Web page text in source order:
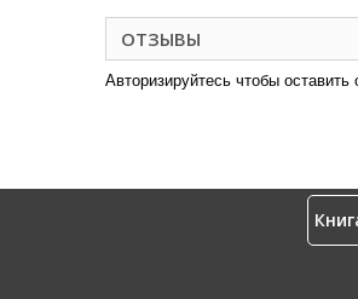
ОТЗЫВЫ
Авторизируйтесь чтобы оставить